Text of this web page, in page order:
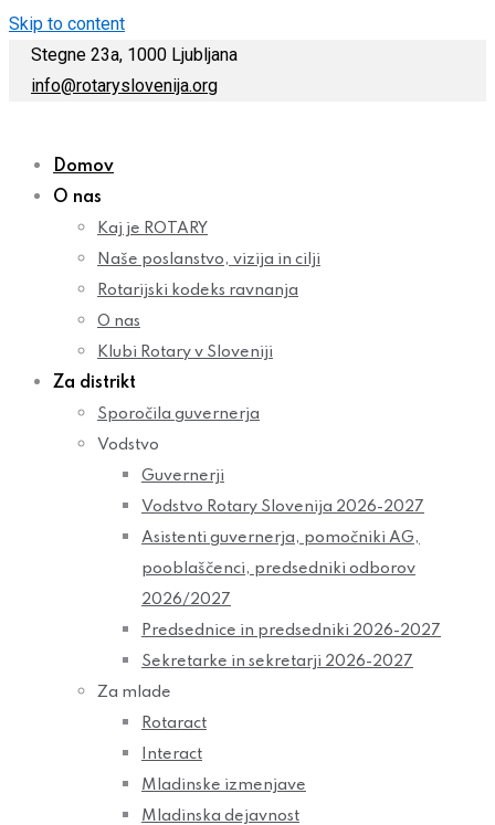
Skip to content
Stegne 23a, 1000 Ljubljana
info@rotaryslovenija.org
Domov
O nas
Kaj je ROTARY
Naše poslanstvo, vizija in cilji
Rotarijski kodeks ravnanja
O nas
Klubi Rotary v Sloveniji
Za distrikt
Sporočila guvernerja
Vodstvo
Guvernerji
Vodstvo Rotary Slovenija 2026-2027
Asistenti guvernerja, pomočniki AG,
pooblaščenci, predsedniki odborov
2026/2027
Predsednice in predsedniki 2026-2027
Sekretarke in sekretarji 2026-2027
Za mlade
Rotaract
Interact
Mladinske izmenjave
Mladinska dejavnost